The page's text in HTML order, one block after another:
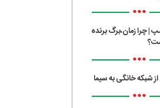
•••
| چرا زمان،برگ برنده
•••
شبکه خانگی به سیما
•••